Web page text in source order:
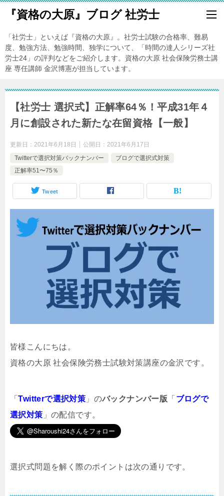
『資格の大原』ブログ 社労士
「社労士」といえば『資格の大原』。社労士試験の合格率、難易
度、勉強方法、勉強時間、独学について、「時間の達人シリーズ社
労士24」の評判などをご紹介します。資格の大原 社会保険労務士講
座 専任講師 金沢博憲が担当しています。
【社労士 選択式】正解率64％！平成31年４
月に創設された新たな在留資格【一般】
更新日： 2021年6月18日 公開日： 2021年6月17日
Twitterで選択対策バックナンバー
ブログで選択式対策
正解率51〜75％
Tweet
皆様こんにちは。
資格の大原 社会保険労務士試験対策講座の金沢です。
「Twitterで選択対策 」のバックナンバー版 「 ブログで
選択対策 」の配信です。
選択式問題を解く際のポイントは次の通りです。